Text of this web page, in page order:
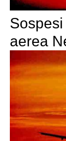
aerea